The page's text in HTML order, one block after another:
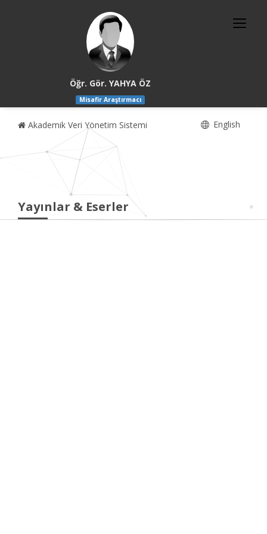
Öğr. Gör. YAHYA ÖZ
Misafir Araştırmacı
Akademik Veri Yönetim Sistemi English
Yayınlar & Eserler